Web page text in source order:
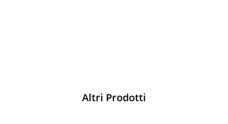
Altri Prodotti